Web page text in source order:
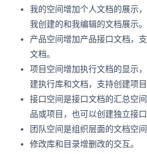
我的空间增加个人文档的展示
我创建的和我编辑的文档展示。
产品空间增加产品接口文档，
文档。
项目空间增加执行文档的显示
建执行库和文档，支持创建项
接口空间是接口文档的汇总空
品或项目，也可以创建独立接口
团队空间是组织层面的文档空间
修改库和目录增删改的交互。